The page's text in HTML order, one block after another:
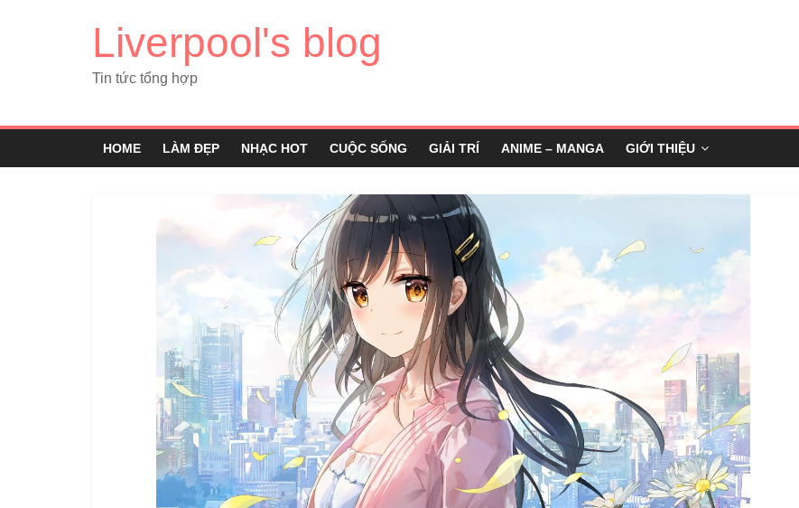
Liverpool's blog
Tin tức tổng hợp
HOME LÀM ĐẸP NHẠC HOT CUỘC SỐNG GIẢI TRÍ ANIME – MANGA GIỚI THIỆU